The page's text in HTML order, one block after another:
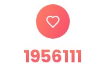
1956111